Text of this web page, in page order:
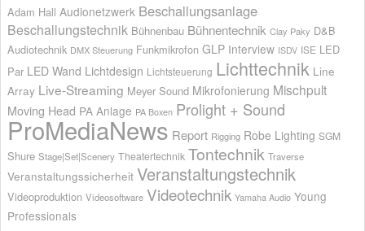
Adam Hall Audionetzwerk Beschallungsanlage
Beschallungstechnik Bühnenbau Bühnentechnik Clay Paky D&B
Audiotechnik DMX Steuerung Funkmikrofon GLP Interview ISDV ISE LED
Par LED Wand Lichtdesign Lichtsteuerung Lichttechnik Line
Array Live-Streaming Meyer Sound Mikrofonierung Mischpult
Moving Head PA Anlage PA Boxen Prolight + Sound
ProMediaNews Report Rigging Robe Lighting SGM
Shure Stage|Set|Scenery Theatertechnik Tontechnik Traverse
Veranstaltungssicherheit Veranstaltungstechnik
Videoproduktion Videosoftware Videotechnik Yamaha Audio Young
Professionals